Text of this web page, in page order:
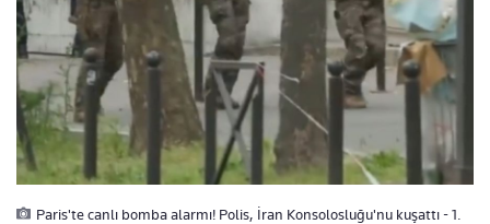
Paris'te canlı bomba alarmı! Polis, İran Konsolosluğu'nu kuşattı - 1.